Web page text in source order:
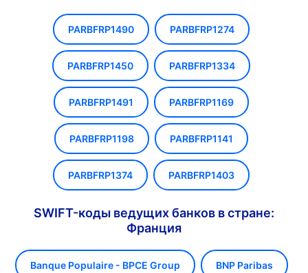
PARBFRP1490 PARBFRP1274
PARBFRP1450 PARBFRP1334
PARBFRP1491 PARBFRP1169
PARBFRP1198 PARBFRP1141
PARBFRP1374 PARBFRP1403
SWIFT-коды ведущих банков в стране:
Франция
Banque Populaire - BPCE Group BNP Paribas